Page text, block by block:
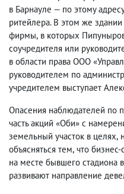
в Барнауле — по этому
ритейлера. В этом же
фирмы, в которых
соучредителя или
в области права ООО
руководителем по
учредителем выступает
Опасения наблюдателей по
часть акций «Оби» с
земельный участок в целях,
объясняться тем, что
на месте бывшего стадиона
развивают направление